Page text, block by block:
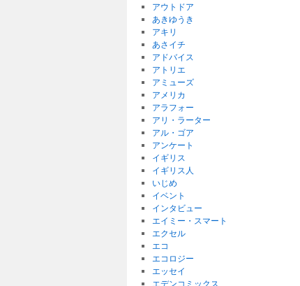
アウトドア
あきゆうき
アキリ
あさイチ
アドバイス
アトリエ
アミューズ
アメリカ
アラフォー
アリ・ラーター
アル・ゴア
アンケート
イギリス
イギリス人
いじめ
イベント
インタビュー
エイミー・スマート
エクセル
エコ
エコロジー
エッセイ
エデンコミックス